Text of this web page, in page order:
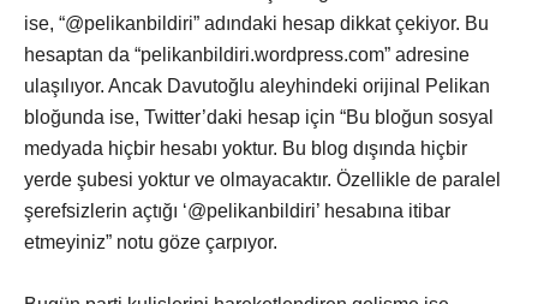
ise, “@pelikanbildiri” adındaki hesap dikkat çekiyor. Bu
hesaptan da “pelikanbildiri.wordpress.com” adresine
ulaşılıyor. Ancak Davutoğlu aleyhindeki orijinal Pelikan
bloğunda ise, Twitter’daki hesap için “Bu bloğun sosyal
medyada hiçbir hesabı yoktur. Bu blog dışında hiçbir
yerde şubesi yoktur ve olmayacaktır. Özellikle de paralel
şerefsizlerin açtığı ‘@pelikanbildiri’ hesabına itibar
etmeyiniz” notu göze çarpıyor.